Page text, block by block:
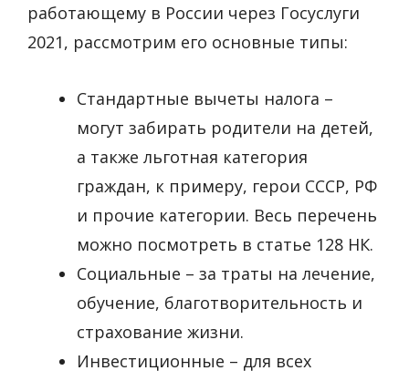
работающему в России через Госуслуги
2021, рассмотрим его основные типы:
Стандартные вычеты налога –
могут забирать родители на детей,
а также льготная категория
граждан, к примеру, герои СССР, РФ
и прочие категории. Весь перечень
можно посмотреть в статье 128 НК.
Социальные – за траты на лечение,
обучение, благотворительность и
страхование жизни.
Инвестиционные – для всех